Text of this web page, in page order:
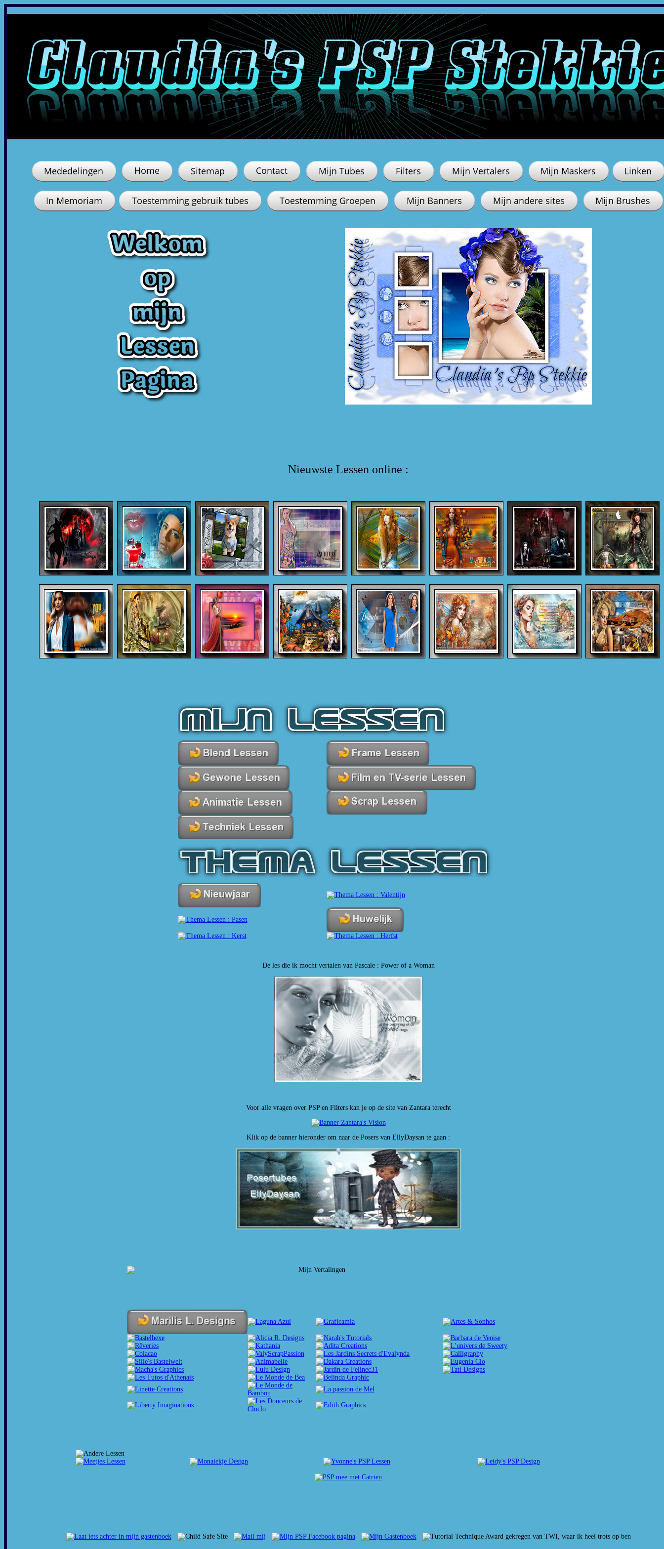
Nieuwste Lessen online :
De les die ik mocht vertalen van Pascale : Power of a Woman
Voor alle vragen over PSP en Filters kan je op de site van Zantara terecht
Klik op de banner hieronder om naar de Posers van EllyDaysan te gaan :